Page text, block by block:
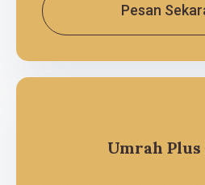
Pesan
Umrah